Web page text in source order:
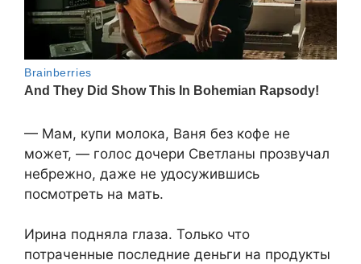
— Мам, купи молока, Ваня без кофе не
может, — голос дочери Светланы прозвучал
небрежно, даже не удосужившись
посмотреть на мать.
Ирина подняла глаза. Только что
потраченные последние деньги на продукты